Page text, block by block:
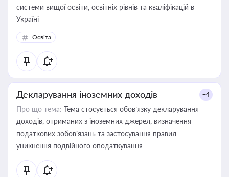
системи вищої освіти, освітніх рівнів та кваліфікацій в
Україні
Освіта
Декларування іноземних доходів +4
Про що тема: Тема стосується обов’язку декларування
доходів, отриманих з іноземних джерел, визначення
податкових зобов’язань та застосування правил
уникнення подвійного оподаткування